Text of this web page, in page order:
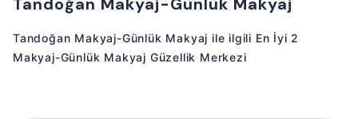
Tandoğan Makyaj-Günlük Makyaj ile ilgili En İyi 2
Makyaj-Günlük Makyaj Güzellik Merkezi